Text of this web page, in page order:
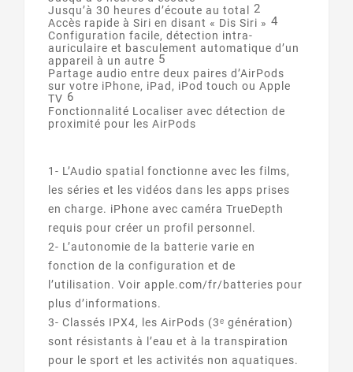
Jusqu’à 30 heures d’écoute au total 2
Accès rapide à Siri en disant « Dis Siri » 4
Configuration facile, détection intra-
auriculaire et basculement automatique d’un
appareil à un autre 5
Partage audio entre deux paires d’AirPods
sur votre iPhone, iPad, iPod touch ou Apple
TV 6
Fonctionnalité Localiser avec détection de
proximité pour les AirPods
1- L’Audio spatial fonctionne avec les films,
les séries et les vidéos dans les apps prises
en charge. iPhone avec caméra TrueDepth
requis pour créer un profil personnel.
2- L’autonomie de la batterie varie en
fonction de la configuration et de
l’utilisation. Voir apple.com/fr/batteries pour
plus d’informations.
3- Classés IPX4, les AirPods (3ᵉ génération)
sont résistants à l’eau et à la transpiration
pour le sport et les activités non aquatiques.